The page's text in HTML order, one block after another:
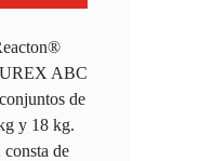
ABC
de
y 18 kg.
de